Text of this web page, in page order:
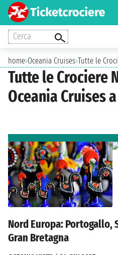
Cerca
home›Oceania Cruises›Tutte le
Tutte le Crociere
Oceania Cruises
Nord Europa: Portogallo,
Gran Bretagna